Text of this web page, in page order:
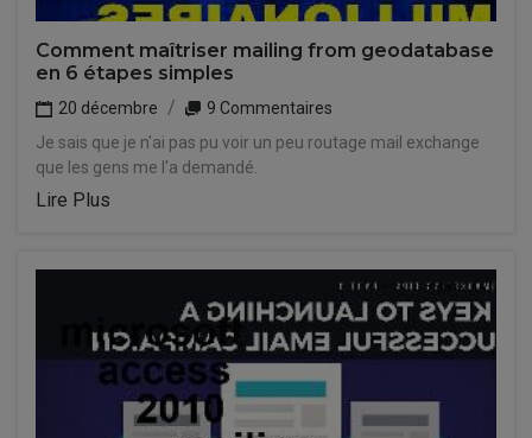
Comment maîtriser mailing from geodatabase
en 6 étapes simples
20 décembre
9 Commentaires
Je sais que je n'ai pas pu voir un peu routage mail exchange
que les gens me l'a demandé.
Lire Plus